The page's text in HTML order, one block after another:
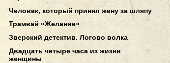
Человек, который принял жену за шляпу
Трамвай «Желание»
Зверский детектив. Логово волка
Двадцать четыре часа из жизни
женщины